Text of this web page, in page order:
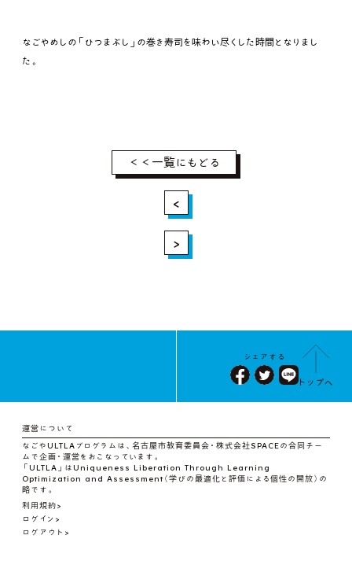
なごやめしの「ひつまぶし」の巻き寿司を味わい尽くした時間となりまし
た。
<
＜＜一覧にもどる
>
シェアする
トップへ
運営について
なごやULTLAプログラムは、名古屋市教育委員会・株式会社SPACEの合同チー
ムで企画・運営をおこなっています。
「ULTLA」はUniqueness Liberation Through Learning
Optimization and Assessment（学びの最適化と評価による個性の開放）の
略です。
利用規約
ログイン
ログアウト